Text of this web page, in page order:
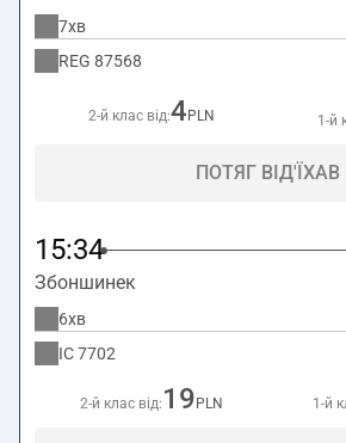
7хв
REG 87568
2-й клас від:4 PLN 1-й
ПОТЯГ ВІД'ЇХАВ
15:34
Збоншинек
6хв
IC7702
2-й клас від: 19 PLN 1-й